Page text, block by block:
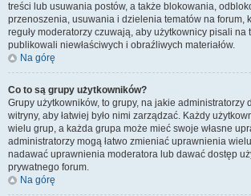
treści lub usuwania postów, a także blokowania,
przenoszenia, usuwania i dzielenia tematów na forum,
reguły moderatorzy czuwają, aby użytkownicy pisali na
publikowali niewłaściwych i obraźliwych materiałów.
Na górę
Co to są grupy użytkowników?
Grupy użytkowników, to grupy, na jakie administratorzy
witryny, aby łatwiej było nimi zarządzać. Każdy
wielu grup, a każda grupa może mieć swoje własne
administratorzy mogą łatwo zmieniać uprawnienia
nadawać uprawnienia moderatora lub dawać dostęp
prywatnego forum.
Na górę